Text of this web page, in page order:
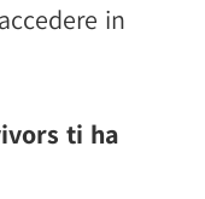
in
ti ha